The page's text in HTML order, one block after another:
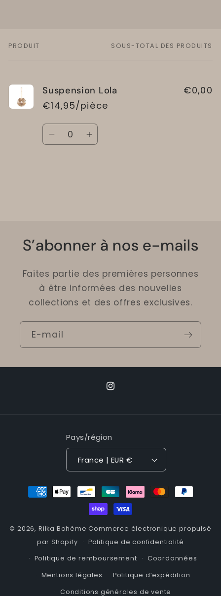
Votre
PRODUIT SOUS-TOTAL DES PRODUITS
Suspension Lola
€14,95/pièce
€0,00
Quantité
Réduire Augmenter
S’abonner à nos e-mails
Faites partie des premières personnes
à être informées des nouvelles
collections et des offres exclusives.
E-mail
Instagram
Pays/région
France | EUR €
Moyens
de
© 2026, Rilka Bohème Commerce électronique propulsé
par Shopify
Politique de confidentialité
Politique de remboursement
Coordonnées
Mentions légales
Politique d’expédition
Conditions générales de vente